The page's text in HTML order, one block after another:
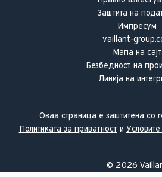
Заштита на
Импресум
vaillant-
Мапа на сајт
Безбедност на
Линија на
Оваа страница е заштитена со
Политиката за приватност и
© 2026